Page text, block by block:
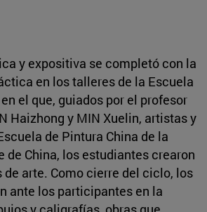
y expositiva se completó con la
en los talleres de la Escuela
el que, guiados por el profesor
Haizhong y MIN Xuelin, artistas y
de Pintura China de la
de China, los estudiantes crearon
de arte. Como cierre del ciclo, los
ante los participantes en la